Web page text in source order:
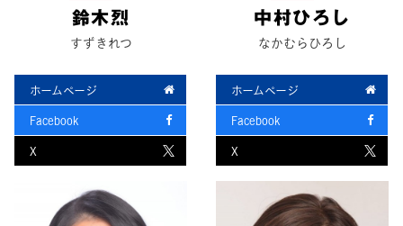
鈴木烈
すずきれつ
ホームページ
Facebook
X
中村ひろし
なかむらひろし
ホームページ
Facebook
X